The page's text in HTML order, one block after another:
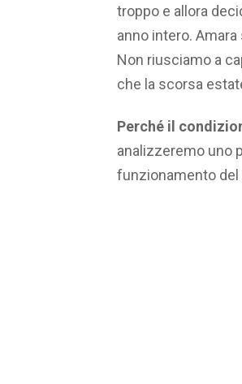
troppo e allora
anno intero.
Non riusciamo a
che la scorsa
Perché il
analizzeremo uno
funzionamento